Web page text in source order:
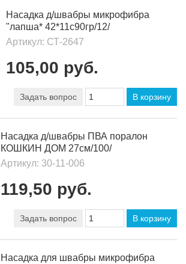
Насадка д/швабры микрофибра
"лапша* 42*11с90гр/12/
Артикул: СТ-2647
105,00 руб.
Задать вопрос В корзину
Насадка д/швабры ПВА поралон
КОШКИН ДОМ 27см/100/
Артикул: 30-11-006
119,50 руб.
Задать вопрос В корзину
Насадка для швабры микрофибра